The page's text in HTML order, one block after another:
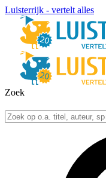
Luisterrijk - vertelt alles
Zoek